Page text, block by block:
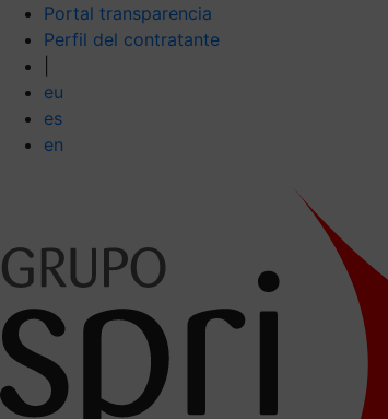
Portal transparencia
Perfil del contratante
eu
es
en